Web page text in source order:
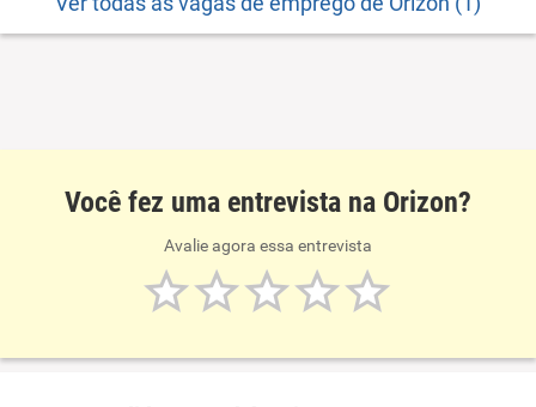
Você fez uma entrevista na Orizon?
Avalie agora essa entrevista